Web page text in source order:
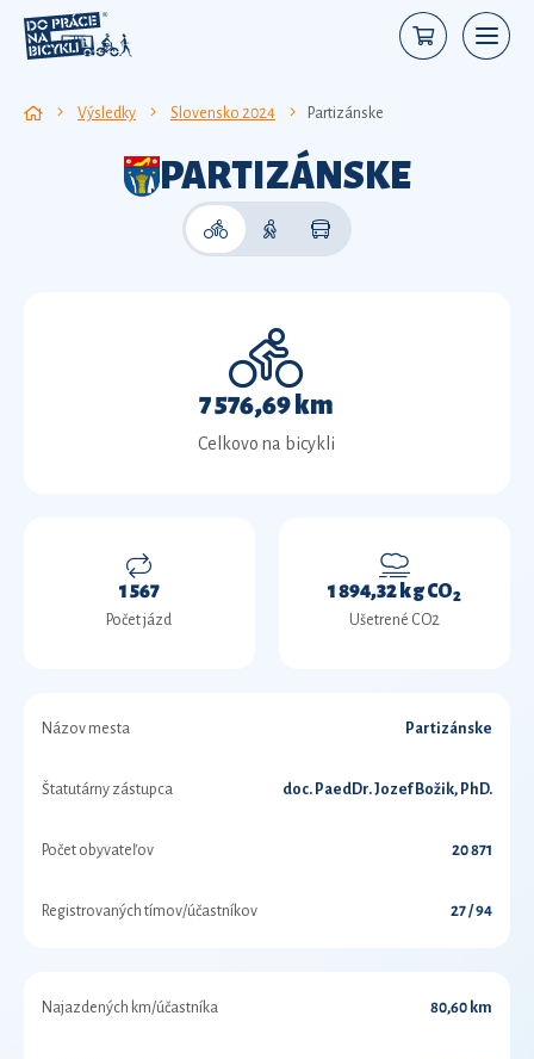
Výsledky Slovensko 2024 Partizánske
PARTIZÁNSKE
7 576,69 km
Celkovo na bicykli
1 567
Počet jázd
1 894,32 kg CO2
Ušetrené CO2
Názov mesta Partizánske
Štatutárny zástupca doc. PaedDr. Jozef Božik, PhD.
Počet obyvateľov 20 871
Registrovaných tímov/účastníkov 27 / 94
Najazdených km/účastníka 80,60 km